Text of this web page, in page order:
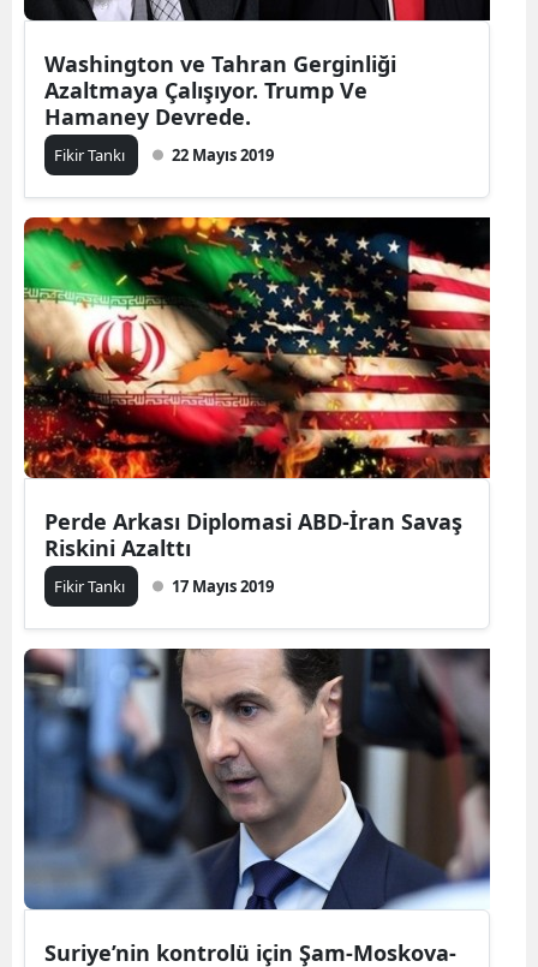
Washington ve Tahran Gerginliği
Azaltmaya Çalışıyor. Trump Ve
Hamaney Devrede.
Fikir Tankı 22 Mayıs 2019
Perde Arkası Diplomasi ABD-İran Savaş
Riskini Azalttı
Fikir Tankı 17 Mayıs 2019
Suriye’nin kontrolü için Şam-Moskova-